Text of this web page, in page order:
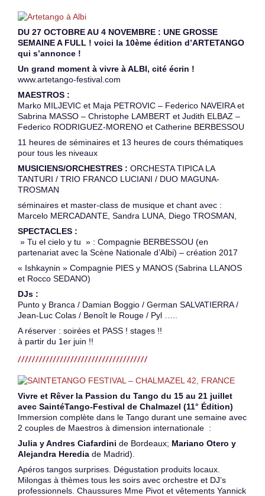
DU 27 OCTOBRE AU 4 NOVEMBRE : UNE GROSSE
SEMAINE A FULL ! voici la 10ème édition d’ARTETANGO
qui s’annonce !
Un grand moment à vivre à ALBI, cité écrin !
www.artetango-festival.com
MAESTROS :
Marko MILJEVIC et Maja PETROVIC – Federico NAVEIRA et
Sabrina MASSO – Christophe LAMBERT et Judith ELBAZ –
Federico RODRIGUEZ-MORENO et Catherine BERBESSOU
11 heures de séminaires et 13 heures de cours thématiques
pour tous les niveaux
MUSICIENS/ORCHESTRES : ORCHESTA TIPICA LA
TANTURI / TRIO FRANCO LUCIANI / DUO MAGUNA-
TROSMAN
séminaires et master-class de musique et chant avec :
Marcelo MERCADANTE, Sandra LUNA, Diego TROSMAN,
SPECTACLES :
» Tu el cielo y tu » : Compagnie BERBESSOU (en
partenariat avec la Scène Nationale d’Albi) – création 2017
« Ishkaynin » Compagnie PIES y MANOS (Sabrina LLANOS
et Rocco SEDANO)
DJs :
Punto y Branca / Damian Boggio / German SALVATIERRA /
Jean-Luc Colas / Benoît le Rouge / Pyl …..
A réserver : soirées et PASS ! stages !!
​à partir du 1er juin !!​
Vivre et Rêver la Passion du Tango du 15 au 21 juillet
avec SaintéTango-Festival de Chalmazel (11° Édition)
Immersion complète dans le Tango durant une semaine avec
2 couples de Maestros à dimension internationale :
Julia y Andres Ciafardini de Bordeaux; Mariano Otero y
Alejandra Heredia de Madrid).
Apéros tangos surprises. Dégustation produits locaux.
Milongas à thèmes tous les soirs avec orchestre et DJ’s
professionnels. Chaussures Mme Pivot et vêtements Yannick